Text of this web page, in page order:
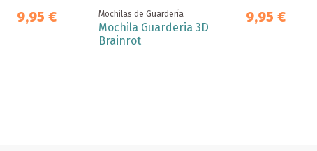
9,95 € Mochilas de Guardería
Mochila Guarderia 3D
Brainrot
9,95 €